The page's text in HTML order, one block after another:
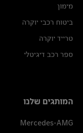
מימון
ביטוח רכבי יוקרה
טרייד יוקרה
ספר רכב דיגיטלי
המותגים שלנו
Mercedes-AMG